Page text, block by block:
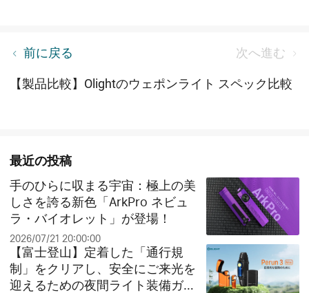
前に戻る 次へ進む
Olight唯一無二の電球型ナイトライト「Obulb」
【製品比較】Olightのウェポンライト スペック比較
最近の投稿
手のひらに収まる宇宙：極上の美
しさを誇る新色「ArkPro ネビュ
ラ・バイオレット」が登場！
2026/07/21 20:00:00
【富士登山】定着した「通行規
制」をクリアし、安全にご来光を
迎えるための夜間ライト装備ガイ